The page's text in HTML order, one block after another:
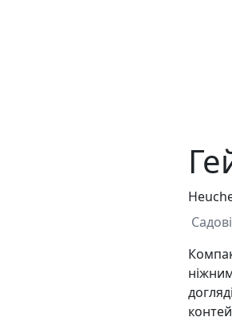
Садові